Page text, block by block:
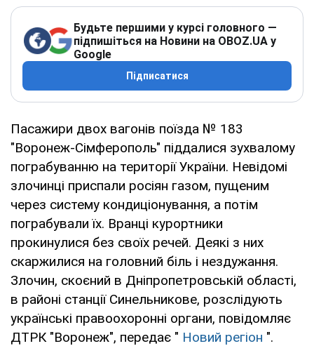
Будьте першими у курсі головного —
підпишіться на Новини на OBOZ.UA у
Google
Підписатися
Пасажири двох вагонів поїзда № 183
"Воронеж-Сімферополь" піддалися зухвалому
пограбуванню на території України. Невідомі
злочинці приспали росіян газом, пущеним
через систему кондиціонування, а потім
пограбували їх. Вранці курортники
прокинулися без своїх речей. Деякі з них
скаржилися на головний біль і нездужання.
Злочин, скоєний в Дніпропетровській області,
в районі станції Синельникове, розслідують
українські правоохоронні органи, повідомляє
ДТРК "Воронеж", передає " Новий регіон ".